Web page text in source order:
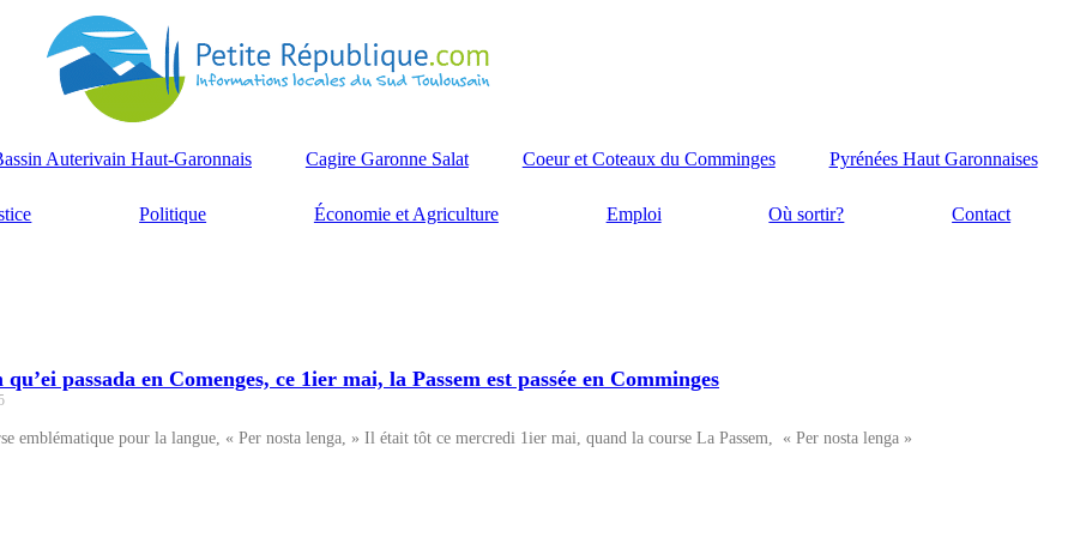
Auterivain Haut-Garonnais Cagire Garonne Salat Coeur et Coteaux du Comminges Pyrénées Haut Garonnaises
Politique Économie et Agriculture Emploi Où sortir? Contact
qu’ei passada en Comenges, ce 1ier mai, la Passem est passée en Comminges
emblématique pour la langue, « Per nosta lenga, » Il était tôt ce mercredi 1ier mai, quand la course La Passem, « Per nosta lenga »